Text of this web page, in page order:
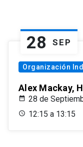
28 SEP
Organización
Alex Mackay,
28 de
12:15 a 13:15